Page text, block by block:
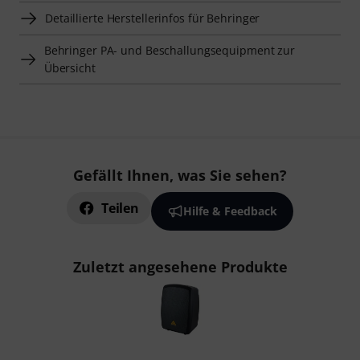
Detaillierte Herstellerinfos für Behringer
Behringer PA- und Beschallungsequipment zur
Übersicht
Gefällt Ihnen, was Sie sehen?
Teilen Hilfe & Feedback
Zuletzt angesehene Produkte